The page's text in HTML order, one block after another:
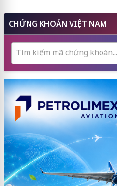
CHỨNG KHOÁN VIỆT NAM
Tìm kiếm mã chứng khoán...